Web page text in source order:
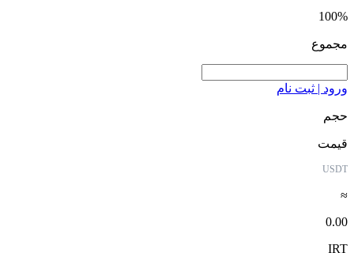
100%
مجموع
ورود | ثبت نام
حجم
قیمت
USDT
≈
0.00
IRT